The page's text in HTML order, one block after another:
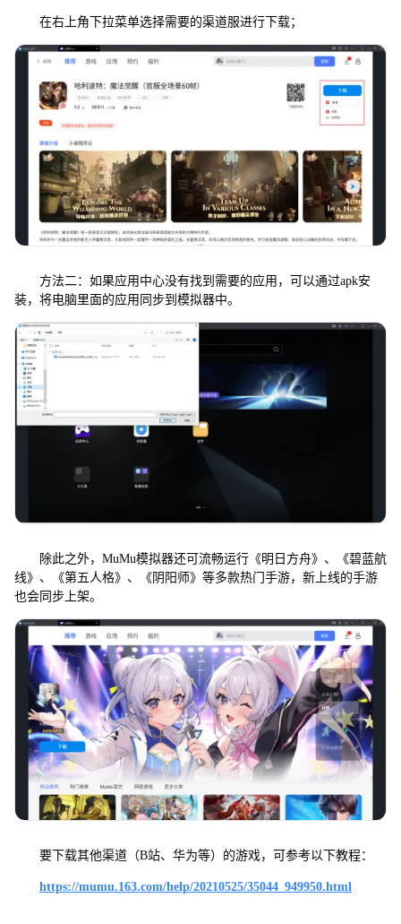
在右上角下拉菜单选择需要的渠道服进行下载；
方法二：如果应用中心没有找到需要的应用，可以通过apk安
装，将电脑里面的应用同步到模拟器中。
除此之外，MuMu模拟器还可流畅运行《明日方舟》、《碧蓝航
线》、《第五人格》、《阴阳师》等多款热门手游，新上线的手游
也会同步上架。
要下载其他渠道（B站、华为等）的游戏，可参考以下教程：
https://mumu.163.com/help/20210525/35044_949950.html